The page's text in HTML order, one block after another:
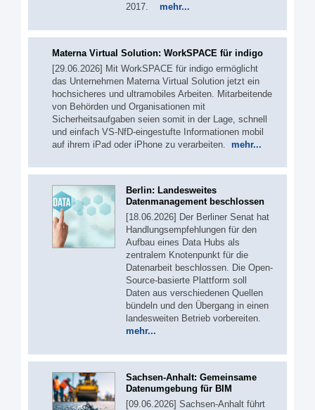
2017. mehr...
Materna Virtual Solution: WorkSPACE für indigo
[29.06.2026] Mit WorkSPACE für indigo ermöglicht
das Unternehmen Materna Virtual Solution jetzt ein
hochsicheres und ultramobiles Arbeiten. Mitarbeitende
von Behörden und Organisationen mit
Sicherheitsaufgaben seien somit in der Lage, schnell
und einfach VS-NfD-eingestufte Informationen mobil
auf ihrem iPad oder iPhone zu verarbeiten. mehr...
Berlin: Landesweites
Datenmanagement beschlossen
[18.06.2026] Der Berliner Senat hat
Handlungsempfehlungen für den
Aufbau eines Data Hubs als
zentralem Knotenpunkt für die
Datenarbeit beschlossen. Die Open-
Source-basierte Plattform soll
Daten aus verschiedenen Quellen
bündeln und den Übergang in einen
landesweiten Betrieb vorbereiten.
mehr...
Sachsen-Anhalt: Gemeinsame
Datenumgebung für BIM
[09.06.2026] Sachsen-Anhalt führt